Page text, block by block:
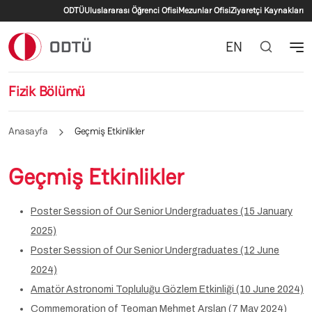
Ana içeriğe atlaİkincil menü
ODTÜUluslararası Öğrenci OfisiMezunlar OfisiZiyaretçi Kaynakları
Fizik Bölümü
EN
Anasayfa Geçmiş Etkinlikler
Geçmiş Etkinlikler
Poster Session of Our Senior Undergraduates (15 January
2025)
Poster Session of Our Senior Undergraduates (12 June
2024)
Amatör Astronomi Topluluğu Gözlem Etkinliği (10 June 2024)
Commemoration of Teoman Mehmet Arslan (7 May 2024)